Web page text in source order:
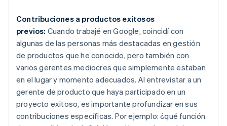
Contribuciones a productos exitosos
previos: Cuando trabajé en Google, coincidí con
algunas de las personas más destacadas en gestión
de productos que he conocido, pero también con
varios gerentes mediocres que simplemente estaban
en el lugar y momento adecuados. Al entrevistar a un
gerente de producto que haya participado en un
proyecto exitoso, es importante profundizar en sus
contribuciones específicas. Por ejemplo: ¿qué función